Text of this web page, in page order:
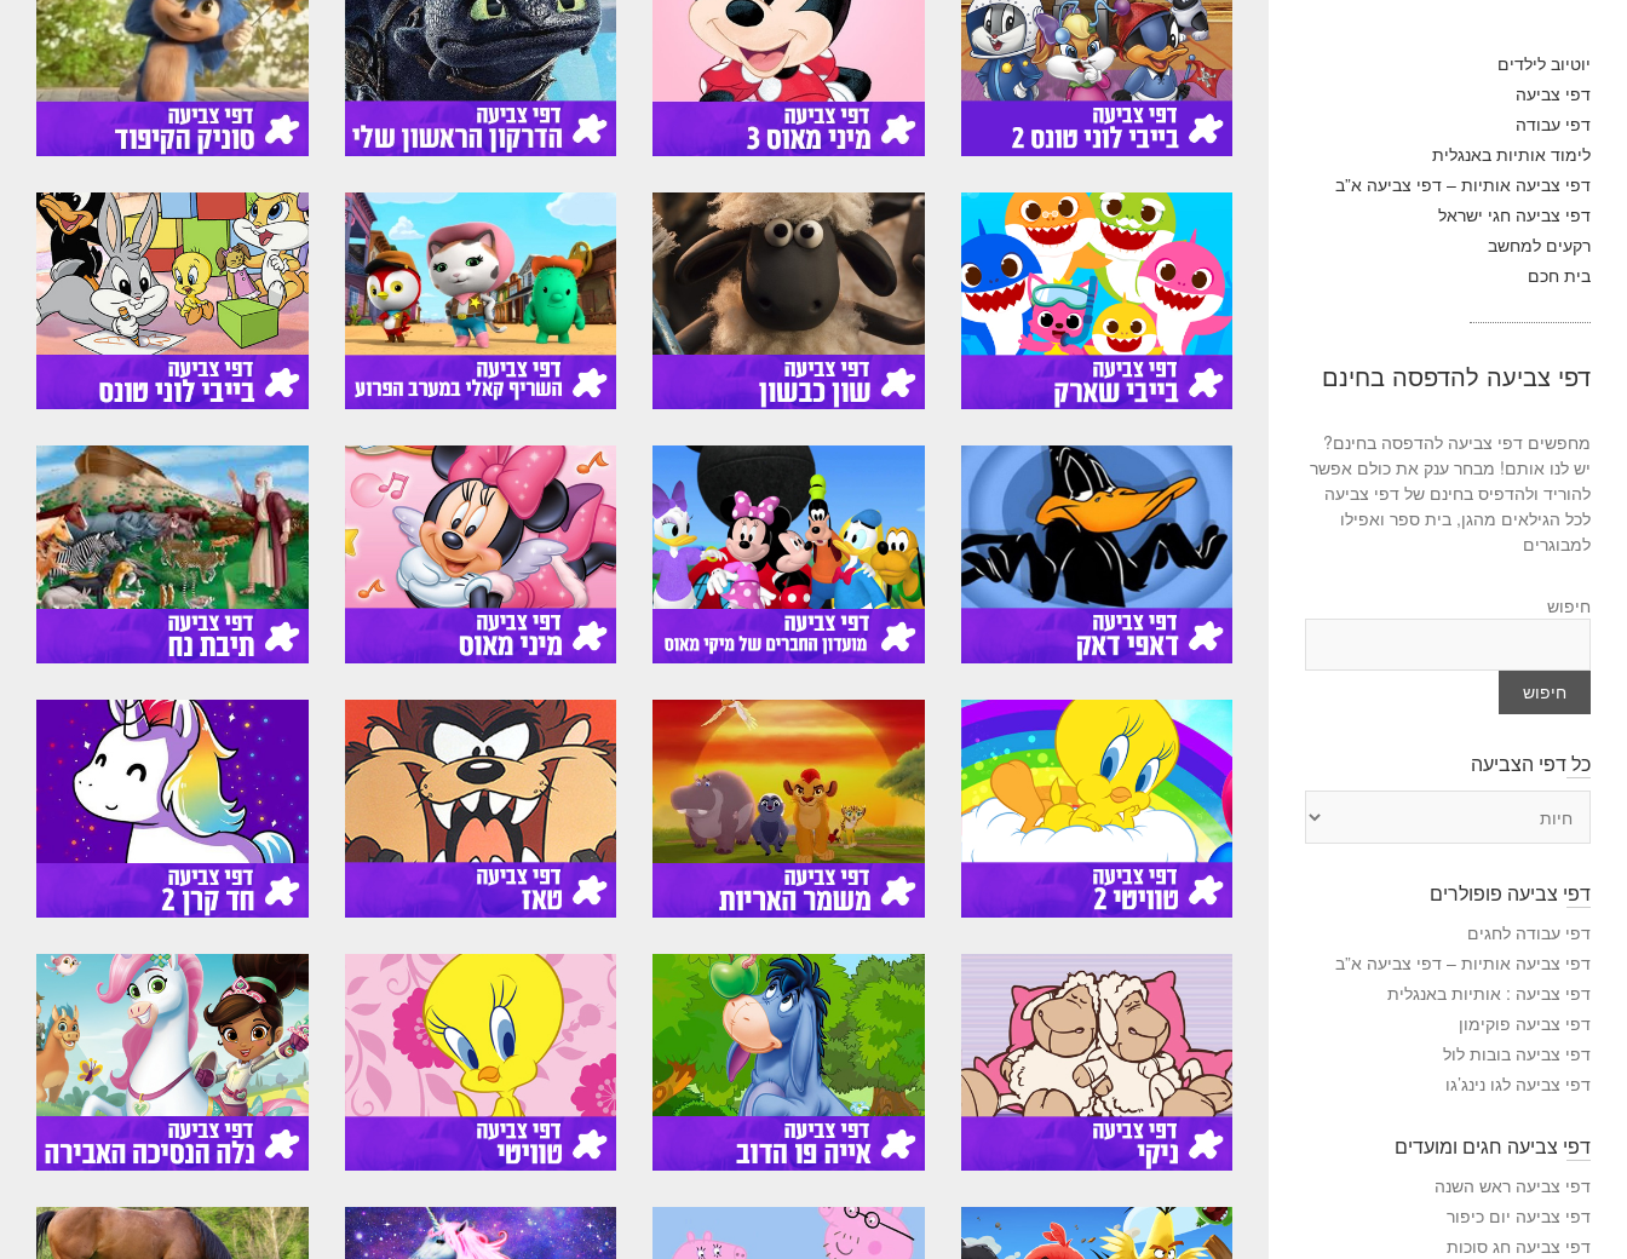
יוטיוב לילדים
דפי צביעה
דפי עבודה
לימוד אותיות באנגלית
דפי צביעה אותיות – דפי צביעה א”ב
דפי צביעה חגי ישראל
רקעים למחשב
בית חכם
דפי צביעה להדפסה בחינם
מחפשים דפי צביעה להדפסה בחינם?
יש לנו אותם! מבחר ענק את כולם אפשר
להוריד ולהדפיס בחינם של דפי צביעה
לכל הגילאים מהגן, בית ספר ואפילו
למבוגרים
חיפוש
חיפוש
כל דפי הצביעה
י
ה
צ
י
ע
ה
דפי צביעה פופולרים
דפי עבודה לחגים
דפי צביעה אותיות – דפי צביעה א”ב
דפי צביעה : אותיות באנגלית
דפי צביעה פוקימון
דפי צביעה בובות לול
דפי צביעה לגו נינג’גו
דפי צביעה חגים ומועדים
דפי צביעה ראש השנה
דפי צביעה יום כיפור
דפי צביעה חג סוכות